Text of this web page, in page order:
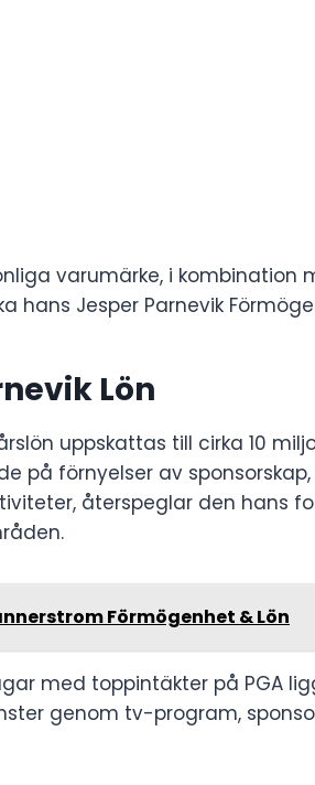
varumärke, i
hans Jesper Parnevik
Lön
uppskattas till cirka 10
på förnyelser av
återspeglar den hans
Förmögenhet & Lön
med toppintäkter på PGA
genom tv-program,